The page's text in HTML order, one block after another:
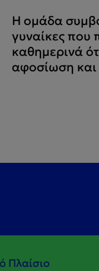
Η ομάδα
γυναίκες που
καθημερινά
αφοσίωση
Πλαίσιο